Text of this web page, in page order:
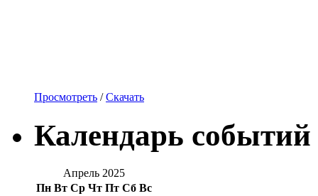
Просмотреть /Скачать
Календарь событий
Апрель 2025
Пн Вт Ср Чт Пт Сб Вс